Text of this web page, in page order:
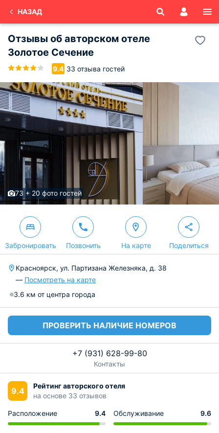
НАЗАД
Отзывы об авторском отеле
Золотое Сечение
9.4 33 отзыва гостей
73 + 20 фото гостей
Забронировать Позвонить На карте Поделиться
Красноярск, ул. Партизана Железняка, д. 38
— Посмотреть на карте
3.6 км от центра города
ПРОВЕРИТЬ НАЛИЧИЕ НОМЕРОВ
+7 (931) 628-99-80
Контакты
9.4
Рейтинг авторского отеля
на основе 33 отзывов
Расположение 9.4 Обслуживание 9.6